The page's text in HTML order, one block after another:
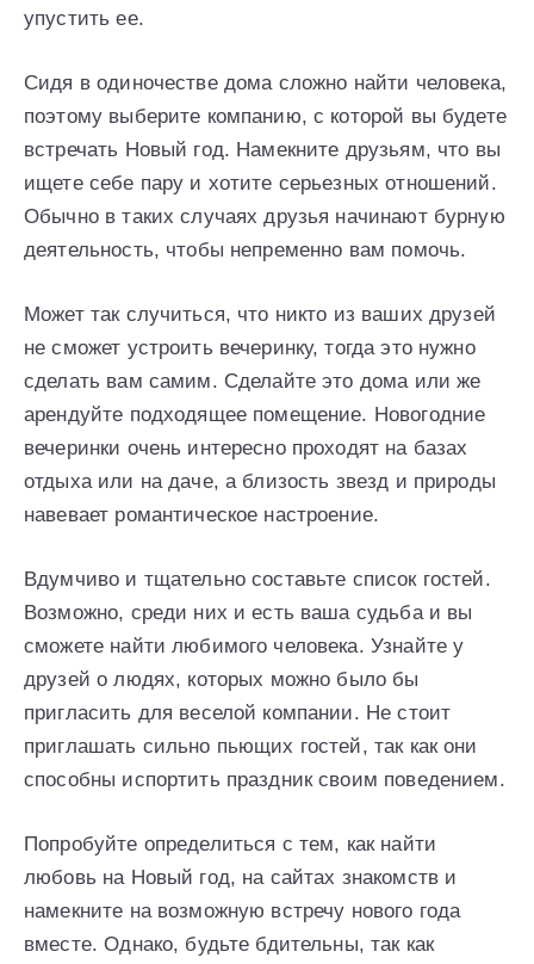
упустить ее.
Сидя в одиночестве дома сложно найти человека,
поэтому выберите компанию, с которой вы будете
встречать Новый год. Намекните друзьям, что вы
ищете себе пару и хотите серьезных отношений.
Обычно в таких случаях друзья начинают бурную
деятельность, чтобы непременно вам помочь.
Может так случиться, что никто из ваших друзей
не сможет устроить вечеринку, тогда это нужно
сделать вам самим. Сделайте это дома или же
арендуйте подходящее помещение. Новогодние
вечеринки очень интересно проходят на базах
отдыха или на даче, а близость звезд и природы
навевает романтическое настроение.
Вдумчиво и тщательно составьте список гостей.
Возможно, среди них и есть ваша судьба и вы
сможете найти любимого человека. Узнайте у
друзей о людях, которых можно было бы
пригласить для веселой компании. Не стоит
приглашать сильно пьющих гостей, так как они
способны испортить праздник своим поведением.
Попробуйте определиться с тем, как найти
любовь на Новый год, на сайтах знакомств и
намекните на возможную встречу нового года
вместе. Однако, будьте бдительны, так как